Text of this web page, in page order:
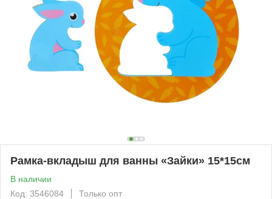
Рамка-вкладыш для ванны «Зайки» 15*15см
В наличии
Код: 3546084
Только опт